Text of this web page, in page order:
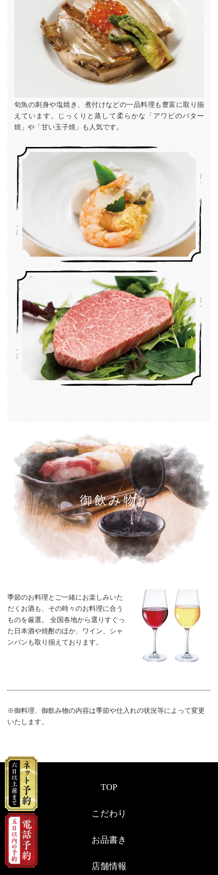
旬魚の刺身や塩焼き、煮付けなどの一品料理も豊富に取り揃
えています。じっくりと蒸して柔らかな「アワビのバター
焼」や「甘い玉子焼」も人気です。
御飲み物
季節のお料理とご一緒にお楽しみいた
だくお酒も、その時々のお料理に合う
ものを厳選。
全国各地から選りすぐっ
た日本酒や焼酎のほか、ワイン、シャ
ンパンも取り揃えております。
※御料理、御飲み物の内容は季節や仕入れの状況等によって変更
いたします。
TOP
こだわり
お品書き
店舗情報